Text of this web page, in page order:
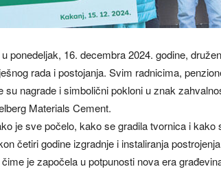
ponedeljak, 16. decembra 2024. godine,
rada i postojanja. Svim radnicima,
nagrade i simbolični pokloni u znak
Materials Cement.
je sve počelo, kako se gradila tvornica i kako
četiri godine izgradnje i instaliranja
je započela u potpunosti nova era